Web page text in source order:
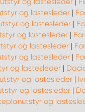
og lastesleder|
og lastesleder |
og lastesleder|
og lastesleder |
og lastesleder |
og lastesleder|
og lastesleder |
og lastesleder|
og